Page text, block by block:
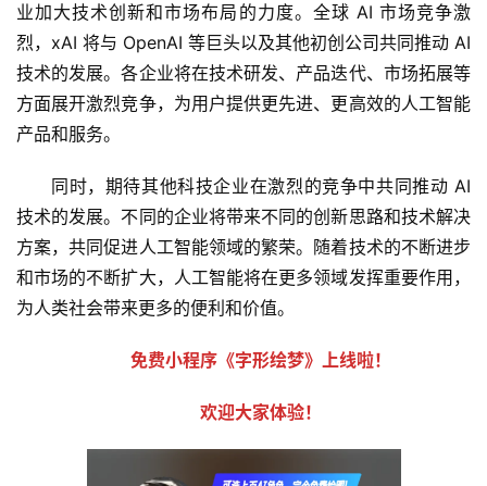
业加大技术创新和市场布局的力度。全球 AI 市场竞争激
烈，xAI 将与 OpenAI 等巨头以及其他初创公司共同推动 AI
技术的发展。各企业将在技术研发、产品迭代、市场拓展等
方面展开激烈竞争，为用户提供更先进、更高效的人工智能
产品和服务。
同时，期待其他科技企业在激烈的竞争中共同推动 AI
技术的发展。不同的企业将带来不同的创新思路和技术解决
方案，共同促进人工智能领域的繁荣。随着技术的不断进步
和市场的不断扩大，人工智能将在更多领域发挥重要作用，
为人类社会带来更多的便利和价值。
免费小程序《字形绘梦》上线啦！
欢迎大家体验！